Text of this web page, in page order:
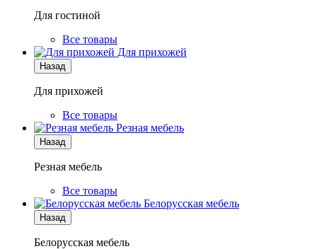
Для гостиной
Все товары
Для прихожей
Назад
Для прихожей
Все товары
Резная мебель
Назад
Резная мебель
Все товары
Белорусская мебель
Назад
Белорусская мебель